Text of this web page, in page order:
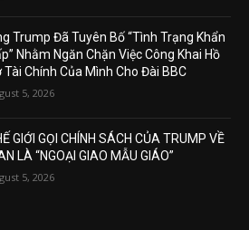
Trump Đã Tuyên Bố “Tình Trạng Khẩn
Nhằm Ngăn Chặn Việc Công Khai Hồ
Tài Chính Của Mình Cho Đài BBC
5, 2026
GIỚI GỌI CHÍNH SÁCH CỦA TRUMP VỀ
LÀ “NGOẠI GIAO MẪU GIÁO”
5, 2026